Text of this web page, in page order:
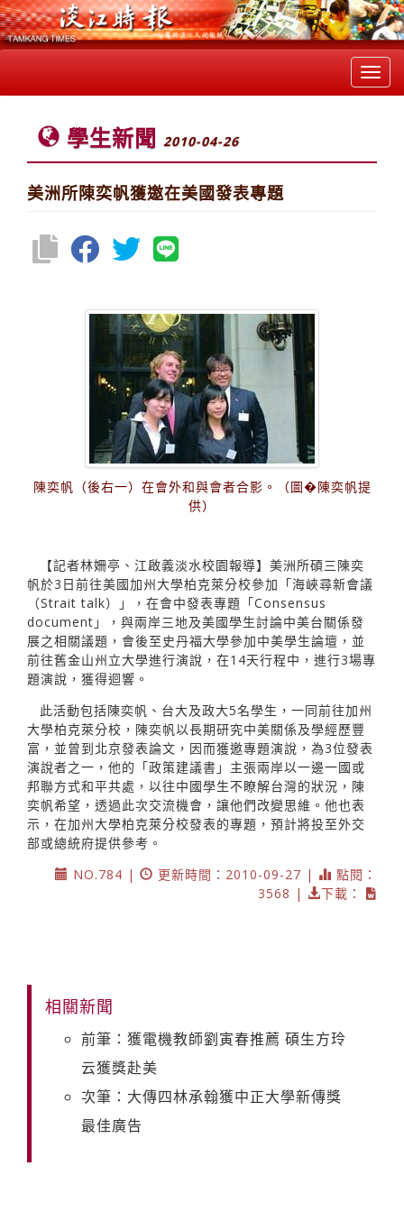
學生新聞 2010-04-26
美洲所陳奕帆獲邀在美國發表專題
陳奕帆（後右一）在會外和與會者合影。（圖�陳奕帆提
供）
【記者林姍亭、江啟義淡水校園報導】美洲所碩三陳奕
帆於3日前往美國加州大學柏克萊分校參加「海峽尋新會議
（Strait talk）」，在會中發表專題「Consensus
document」，與兩岸三地及美國學生討論中美台關係發
展之相關議題，會後至史丹福大學參加中美學生論壇，並
前往舊金山州立大學進行演說，在14天行程中，進行3場專
題演說，獲得迴響。
此活動包括陳奕帆、台大及政大5名學生，一同前往加州
大學柏克萊分校，陳奕帆以長期研究中美關係及學經歷豐
富，並曾到北京發表論文，因而獲邀專題演說，為3位發表
演說者之一，他的「政策建議書」主張兩岸以一邊一國或
邦聯方式和平共處，以往中國學生不瞭解台灣的狀況，陳
奕帆希望，透過此次交流機會，讓他們改變思維。他也表
示，在加州大學柏克萊分校發表的專題，預計將投至外交
部或總統府提供參考。
NO.784 |
更新時間：2010-09-27 |
點閱：
3568 |
下載：
相關新聞
前筆：獲電機教師劉寅春推薦 碩生方玲
云獲獎赴美
次筆：大傳四林承翰獲中正大學新傳獎
最佳廣告